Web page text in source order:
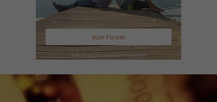
zum Forum